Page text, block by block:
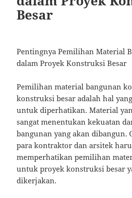
Besar
Pentingnya Pemilihan Material
dalam Proyek Konstruksi Besar
Pemilihan material bangunan
konstruksi besar adalah hal
untuk diperhatikan. Material
sangat menentukan kekuatan
bangunan yang akan dibangun.
para kontraktor dan arsitek
memperhatikan pemilihan
untuk proyek konstruksi besar
dikerjakan.